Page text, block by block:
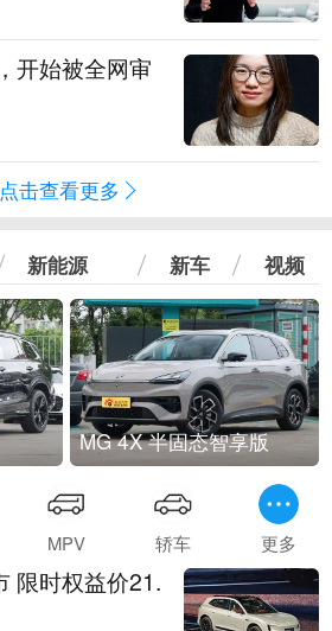
开始被全网审
点击查看更多
新能源 新车 视频
MG 4X 半固态智享版
MPV 轿车 更多
限时权益价21.